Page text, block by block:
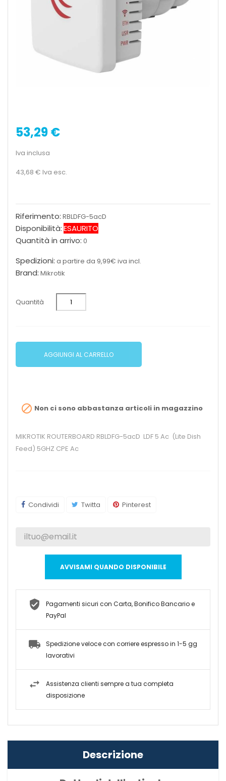
53,29 €
Iva inclusa
43,68 € Iva esc.
Riferimento: RBLDFG-5acD
Disponibilità:ESAURITO
Quantità in arrivo: 0
Spedizioni: a partire da 9,99€ iva incl.
Brand: Mikrotik
Quantità
AGGIUNGI AL CARRELLO
 Non ci sono abbastanza articoli in magazzino
MIKROTIK ROUTERBOARD RBLDFG-5acD LDF 5 Ac (Lite Dish
Feed) 5GHZ CPE Ac
Condividi Twitta Pinterest
AVVISAMI QUANDO DISPONIBILE
Pagamenti sicuri con Carta, Bonifico Bancario e
PayPal
Spedizione veloce con corriere espresso in 1-5 gg
lavorativi
Assistenza clienti sempre a tua completa
disposizione
Descrizione